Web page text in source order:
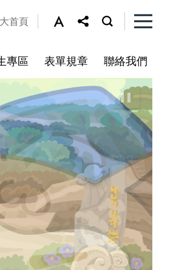
首頁
百川學士學位學程
專區 表單規章 聯絡我們